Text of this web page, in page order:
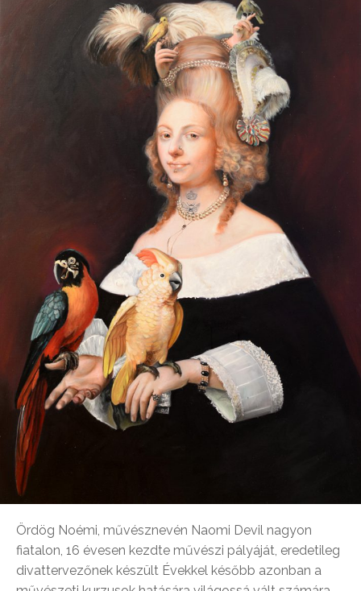
Ördög Noémi, művésznevén Naomi Devil nagyon
fiatalon, 16 évesen kezdte művészi pályáját, eredetileg
divattervezőnek készült Évekkel később azonban a